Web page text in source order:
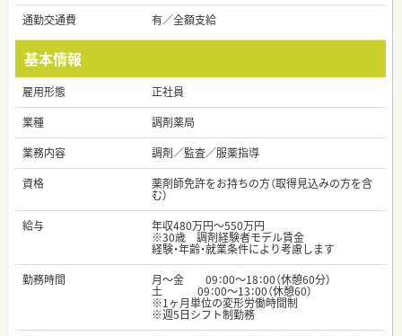
通勤交通費
有／全額支給
基本情報
雇用形態
正社員
業種
調剤薬局
業務内容
調剤／監査／服薬指導
資格
薬剤師免許をお持ちの方（取得見込みの方を含
む）
給与
年収480万円～550万円
※30歳 調剤経験者モデル賃金
経験・年齢・就業条件により考慮します
勤務時間
月～金 09：00～18：00（休憩60分）
土 09：00～13：00（休憩60）
※1ヶ月単位の変形労働時間制
※週5日シフト制勤務